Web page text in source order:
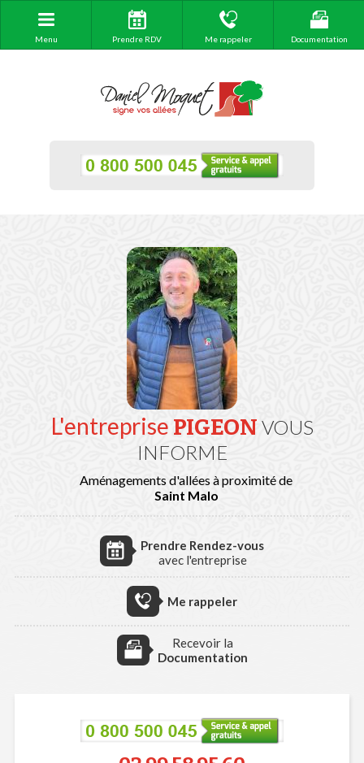
Menu Prendre RDV Me rappeler Documentation
L'entreprise PIGEON VOUS
INFORME
Aménagements d'allées à proximité de
Saint Malo
Prendre Rendez-vous
avec l'entreprise
Me rappeler
Recevoir la
Documentation